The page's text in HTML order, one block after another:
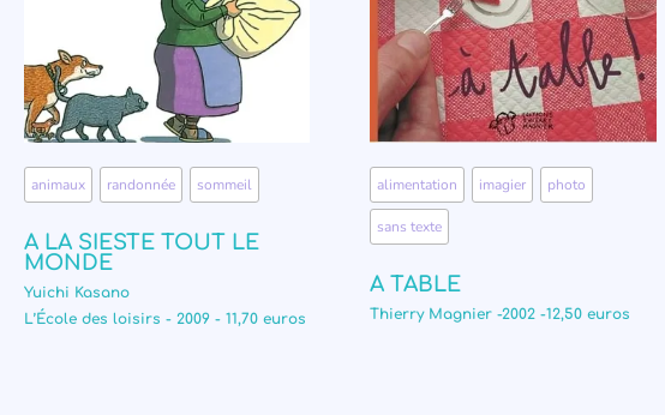
animaux randonnée sommeil
A LA SIESTE TOUT LE
MONDE
Yuichi Kasano
L’École des loisirs - 2009 - 11,70 euros
alimentation imagier photo
sans texte
A TABLE
Thierry Magnier -2002 -12,50 euros